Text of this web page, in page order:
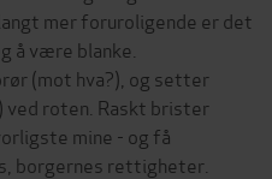
mer foruroligende er det
å være blanke.
(mot hva?), og setter
roten. Raskt brister
mine - og få
borgernes rettigheter.